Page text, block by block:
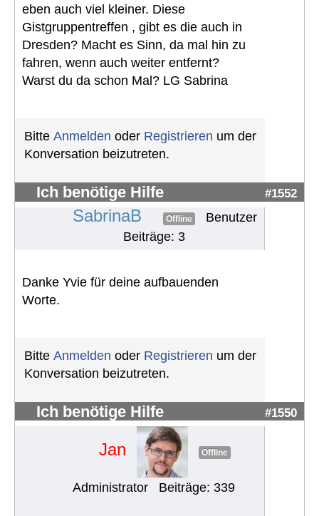
eben auch viel kleiner. Diese
Gistgruppentreffen , gibt es die auch in
Dresden? Macht es Sinn, da mal hin zu
fahren, wenn auch weiter entfernt?
Warst du da schon Mal? LG Sabrina
Bitte Anmelden oder Registrieren um der
Konversation beizutreten.
Ich benötige Hilfe #1552
SabrinaB Offline
Benutzer
Beiträge: 3
Danke Yvie für deine aufbauenden
Worte.
Bitte Anmelden oder Registrieren um der
Konversation beizutreten.
Ich benötige Hilfe #1550
Jan Offline
Administrator Beiträge: 339